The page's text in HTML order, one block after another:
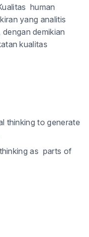
human
yang analitis
demikian
kualitas
thinking to generate
as parts of